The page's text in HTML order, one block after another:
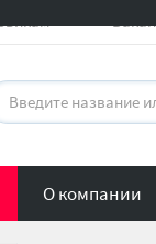
О компании